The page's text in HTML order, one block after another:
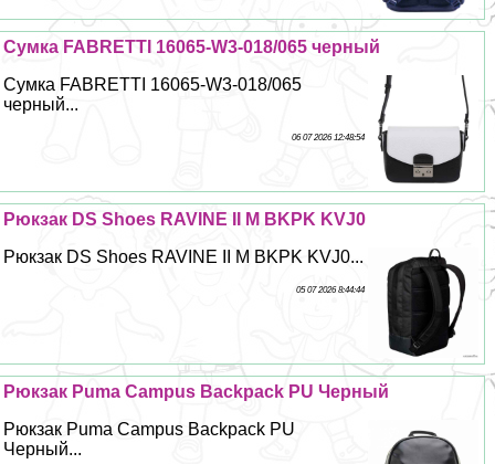
Сумка FABRETTI 16065-W3-018/065 черный
Сумка FABRETTI 16065-W3-018/065
черный...
06 07 2026 12:48:54
Рюкзак DS Shoes RAVINE II M BKPK KVJ0
Рюкзак DS Shoes RAVINE II M BKPK KVJ0...
05 07 2026 8:44:44
Рюкзак Puma Campus Backpack PU Черный
Рюкзак Puma Campus Backpack PU
Черный...